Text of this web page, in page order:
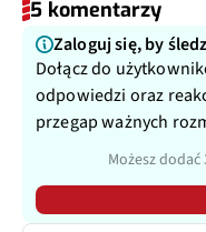
5 komentarzy
Zaloguj się, by
Dołącz do
odpowiedzi oraz
przegap ważnych
Możesz